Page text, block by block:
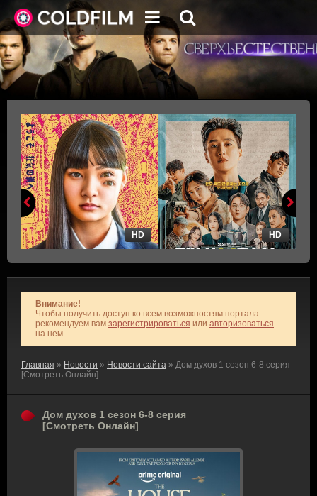
HD HD
Внимание!
Чтобы получить доступ ко всем возможностям портала -
рекомендуем вам зарегистрироваться или авторизоваться
на нем.
Главная » Новости » Новости сайта » Дом духов 1 сезон 6-8 серия
[Смотреть Онлайн]
Дом духов 1 сезон 6-8 серия
[Смотреть Онлайн]